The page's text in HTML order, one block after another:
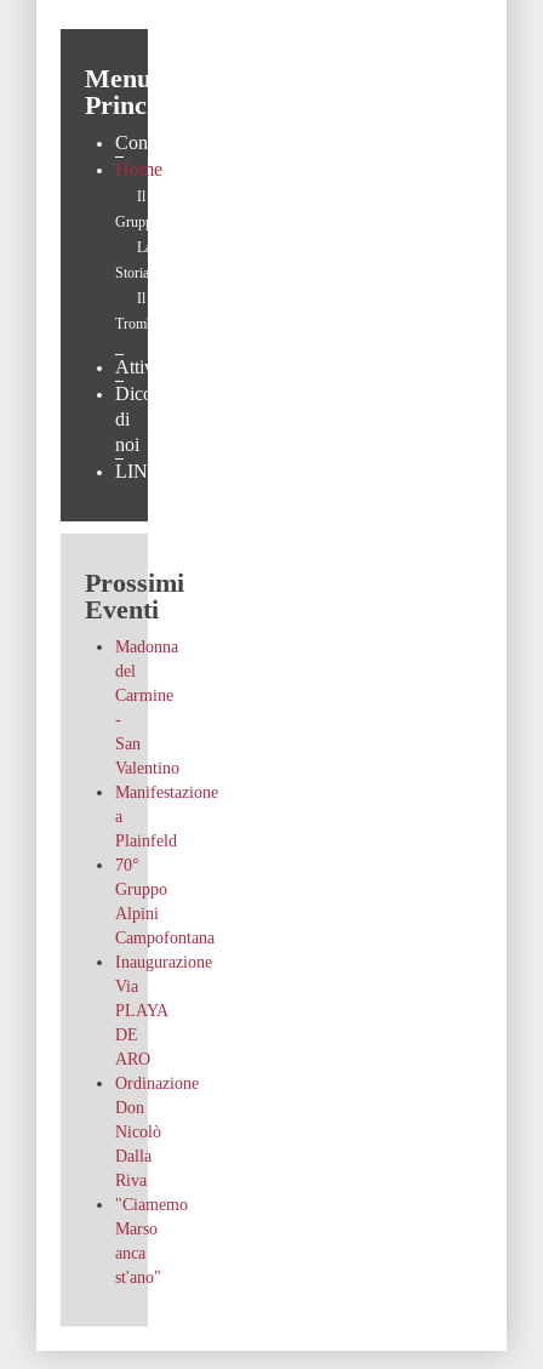
Menu
Principale
Contatti
Home
Il
Gruppo
La
Storia
Il
Trombino
Attività
Dicono
di
noi
LINK
Prossimi
Eventi
Madonna
del
Carmine
-
San
Valentino
Manifestazione
a
Plainfeld
70°
Gruppo
Alpini
Campofontana
Inaugurazione
Via
PLAYA
DE
ARO
Ordinazione
Don
Nicolò
Dalla
Riva
"Ciamemo
Marso
anca
st'ano"